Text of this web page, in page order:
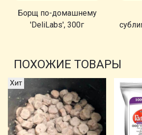
Борщ по-домашнему
'DeliLabs', 300г
ПОХОЖИЕ ТОВАРЫ
Хит